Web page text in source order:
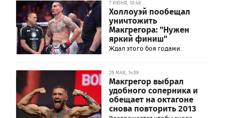
7 ИЮНЯ, 10:48
Холлоуэй пообещал
уничтожить
Макгрегора: "Нужен
яркий финиш"
Ждал этого боя годами.
25 МАЯ, 14:59
Макгрегор выбрал
удобного соперника и
обещает на октагоне
снова повторить 2013